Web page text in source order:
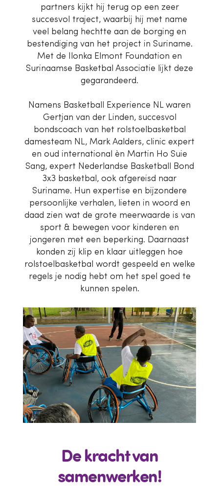
partners kijkt hij terug op een zeer
succesvol traject, waarbij hij met name
veel belang hechtte aan de borging en
bestendiging van het project in Suriname.
Met de Ilonka Elmont Foundation en
Surinaamse Basketbal Associatie lijkt deze
gegarandeerd.
Namens Basketball Experience NL waren
Gertjan van der Linden, succesvol
bondscoach van het rolstoelbasketbal
damesteam NL, Mark Aalders, clinic expert
en oud international èn Martin Ho Suie
Sang, expert Nederlandse Basketball Bond
3x3 basketbal, ook afgereisd naar
Suriname. Hun expertise en bijzondere
persoonlijke verhalen, lieten in woord en
daad zien wat de grote meerwaarde is van
sport & bewegen voor kinderen en
jongeren met een beperking. Daarnaast
konden zij klip en klaar uitleggen hoe
rolstoelbasketbal wordt gespeeld en welke
regels je nodig hebt om het spel goed te
kunnen spelen.
De kracht van
samenwerken!